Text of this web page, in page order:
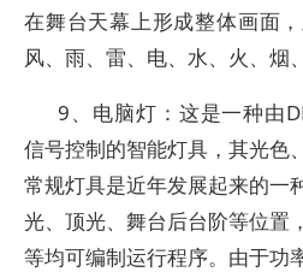
在舞台天幕上形成整体画面
风、雨、雷、电、水、火、烟
9、电脑灯：这是一种由
信号控制的智能灯具，其光色
常规灯具是近年发展起来的一
光、顶光、舞台后台阶等位置
等均可编制运行程序。由于功